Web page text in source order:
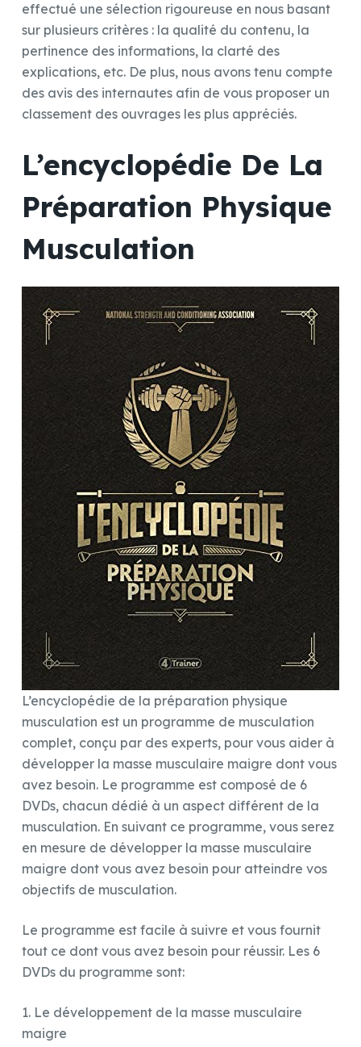
effectué une sélection rigoureuse en nous basant
sur plusieurs critères : la qualité du contenu, la
pertinence des informations, la clarté des
explications, etc. De plus, nous avons tenu compte
des avis des internautes afin de vous proposer un
classement des ouvrages les plus appréciés.
L’encyclopédie De La
Préparation Physique
Musculation
L’encyclopédie de la préparation physique
musculation est un programme de musculation
complet, conçu par des experts, pour vous aider à
développer la masse musculaire maigre dont vous
avez besoin. Le programme est composé de 6
DVDs, chacun dédié à un aspect différent de la
musculation. En suivant ce programme, vous serez
en mesure de développer la masse musculaire
maigre dont vous avez besoin pour atteindre vos
objectifs de musculation.
Le programme est facile à suivre et vous fournit
tout ce dont vous avez besoin pour réussir. Les 6
DVDs du programme sont:
1. Le développement de la masse musculaire
maigre